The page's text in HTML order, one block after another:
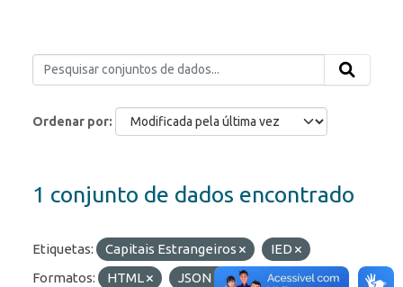
Ordenar por
1 conjunto de dados encontrado
Etiquetas: Capitais Estrangeiros
IED
Formatos:
HTML JSON API
Licenças: